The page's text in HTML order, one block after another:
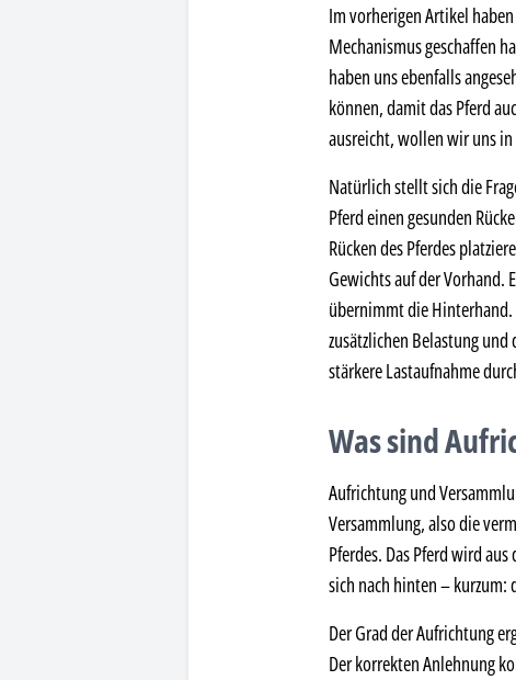
Im vorherigen Artikel
Mechanismus geschaffen
haben uns ebenfalls
können, damit das Pferd
ausreicht, wollen wir uns
Natürlich stellt sich die
Pferd einen gesunden
Rücken des Pferdes
Gewichts auf der Vorhand.
übernimmt die Hinterhand.
zusätzlichen Belastung
stärkere Lastaufnahme
Was sind
Aufrichtung und
Versammlung, also die
Pferdes. Das Pferd wird
sich nach hinten – kurzum:
Der Grad der Aufrichtung
Der korrekten Anlehnung